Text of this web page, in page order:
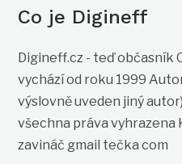
Co je Digineff
Digineff.cz - teď občasník
vychází od roku 1999
výslovně uveden jiný
všechna práva
zavináč gmail tečka com